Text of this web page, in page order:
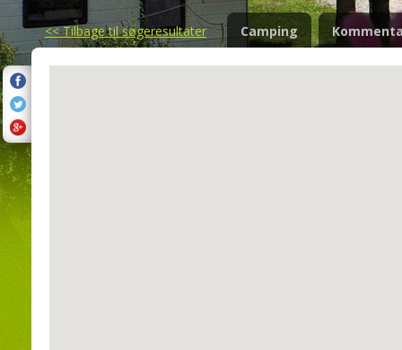
<<Tilbage til søgeresultater Camping